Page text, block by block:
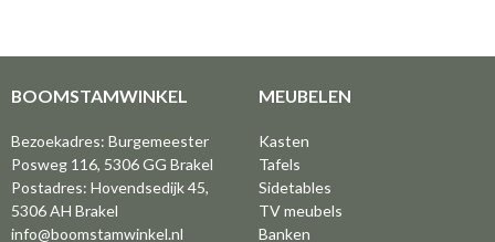
BOOMSTAMWINKEL
Bezoekadres: Burgemeester
Posweg 116, 5306 GG Brakel
Postadres: Hovendsedijk 45,
5306 AH Brakel
info@boomstamwinkel.nl
MEUBELEN
Kasten
Tafels
Sidetables
TV meubels
Banken